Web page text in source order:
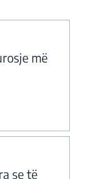
më
se të